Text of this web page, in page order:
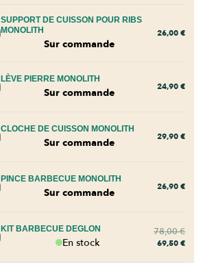
SUPPORT DE CUISSON POUR RIBS
MONOLITH
Sur commande
26,00 €
LÈVE PIERRE MONOLITH
Sur commande 24,90 €
CLOCHE DE CUISSON MONOLITH
Sur commande 29,90 €
PINCE BARBECUE MONOLITH
Sur commande 26,90 €
KIT BARBECUE DEGLON
En stock
78,00€
69,50 €